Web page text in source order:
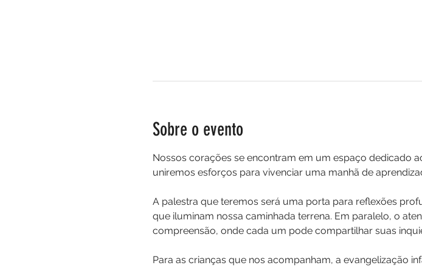
Sobre o evento
Nossos corações se encontram em um espaço dedicado
uniremos esforços para vivenciar uma manhã de
A palestra que teremos será uma porta para reflexões
que iluminam nossa caminhada terrena. Em paralelo, o
compreensão, onde cada um pode compartilhar suas
Para as crianças que nos acompanham, a evangelização